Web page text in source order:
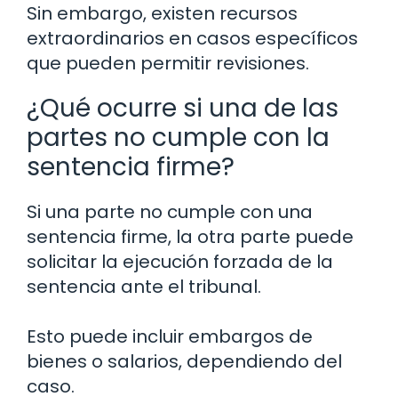
Sin embargo, existen recursos
extraordinarios en casos específicos
que pueden permitir revisiones.
¿Qué ocurre si una de las
partes no cumple con la
sentencia firme?
Si una parte no cumple con una
sentencia firme, la otra parte puede
solicitar la ejecución forzada de la
sentencia ante el tribunal.
Esto puede incluir embargos de
bienes o salarios, dependiendo del
caso.